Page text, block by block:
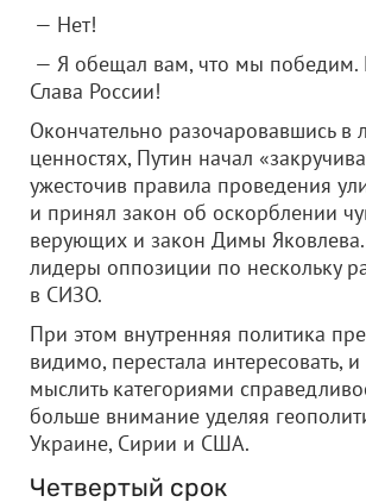
— Нет!
— Я обещал вам, что мы
Слава России!
Окончательно разочаровавшись в
ценностях, Путин начал
ужесточив правила проведения
и принял закон об оскорблении
верующих и закон Димы Яковлева.
лидеры оппозиции по нескольку
в СИЗО.
При этом внутренняя политика
видимо, перестала интересовать,
мыслить категориями
больше внимание уделяя
Украине, Сирии и США.
Четвертый срок